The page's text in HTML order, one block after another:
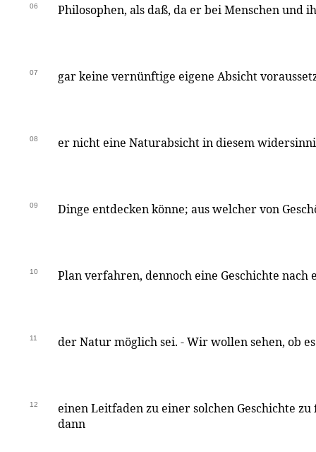
06 Philosophen, als daß, da er bei Menschen und
07 gar keine vernünftige eigene Absicht
08 er nicht eine Naturabsicht in diesem
09 Dinge entdecken könne; aus welcher von
10 Plan verfahren, dennoch eine Geschichte nach
11 der Natur möglich sei. - Wir wollen sehen, ob
12
einen Leitfaden zu einer solchen Geschichte
dann